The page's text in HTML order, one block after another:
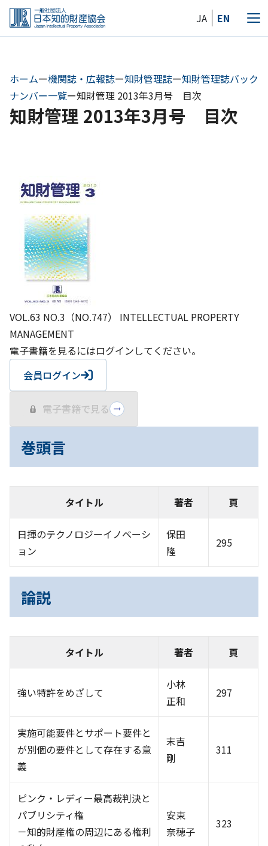
Skip
the
JA EN
メ
ー
ホームー機関誌・広報誌ー知財管理誌ー知財管理誌バック
ナンバー一覧ー知財管理 2013年3月号 目次
知財管理 2013年3月号 目次
VOL.63 NO.3（NO.747） INTELLECTUAL PROPERTY
MANAGEMENT
電子書籍を見るにはログインしてください。
会員ログイン
電子書籍で見る
巻頭言
タイトル 著者 頁
日揮のテクノロジーイノベーシ
ョン
保田
隆
295
論説
タイトル 著者 頁
強い特許をめざして
小林
正和
297
実施可能要件とサポート要件と
が別個の要件として存在する意
義
末吉
剛
311
ピンク・レディー最高裁判決と
パブリシティ権
－知的財産権の周辺にある権利
安東
奈穂子
323